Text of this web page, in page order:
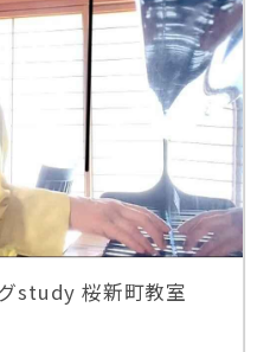
study 桜新町教室